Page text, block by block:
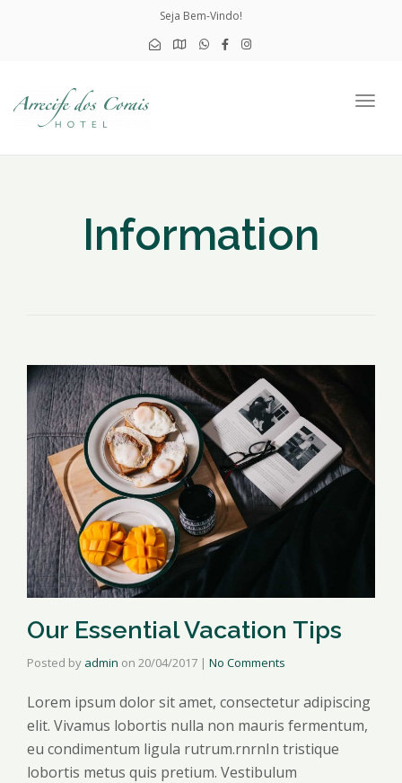
Seja Bem-Vindo!
Information
Our Essential Vacation Tips
Posted by admin on 20/04/2017 | No Comments
Lorem ipsum dolor sit amet, consectetur adipiscing
elit. Vivamus lobortis nulla non mauris fermentum,
eu condimentum ligula rutrum.rnrnIn tristique
lobortis metus quis pretium. Vestibulum